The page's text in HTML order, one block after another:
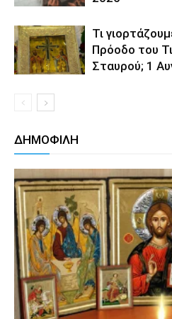
Τι
Πρόοδο του
Σταυρού; 1
ΔΗΜΟΦΙΛΗ